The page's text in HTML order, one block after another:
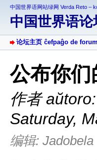
中国世界语网站绿网 Verda Reto –
中国世界语
论坛主页 ĉefpaĝo de
公布你们
作者 aŭtoro:
Saturday,
编辑: